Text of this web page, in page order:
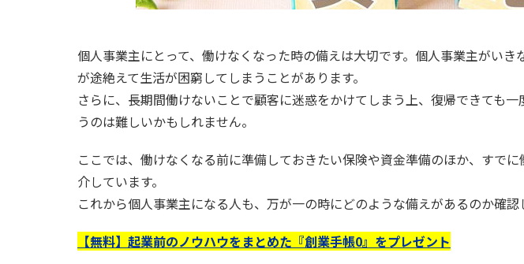
個人事業主にとって、働けなくなった時の備えは大切です。個人事業主がい
が途絶えて生活が困窮してしまうことがあります。
さらに、長期間働けないことで顧客に迷惑をかけてしまう上、復帰できても
うのは難しいかもしれません。
ここでは、働けなくなる前に準備しておきたい保険や資金準備のほか、すで
介しています。
これから個人事業主になる人も、万が一の時にどのような備えがあるのか確認
【無料】起業前のノウハウをまとめた『創業手帳0』をプレゼント